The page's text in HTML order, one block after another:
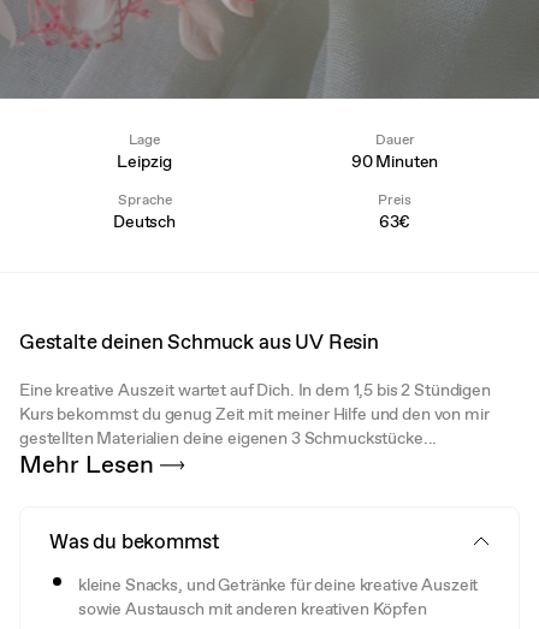
Lage
Leipzig
Dauer
90 Minuten
Sprache
Deutsch
Preis
63€
Gestalte deinen Schmuck aus UV Resin
Eine kreative Auszeit wartet auf Dich. In dem 1,5 bis 2 Stündigen
Kurs bekommst du genug Zeit mit meiner Hilfe und den von mir
gestellten Materialien deine eigenen 3 Schmuckstücke...
Mehr Lesen
Was du bekommst
kleine Snacks, und Getränke für deine kreative Auszeit
sowie Austausch mit anderen kreativen Köpfen